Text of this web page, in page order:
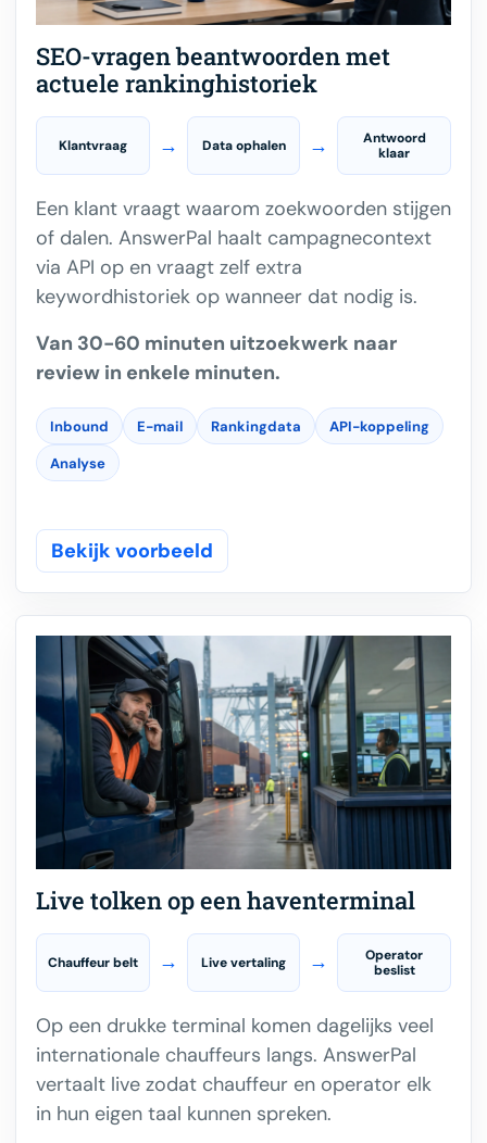
SEO-vragen beantwoorden met
actuele rankinghistoriek
Klantvraag → Data ophalen →
Antwoord
klaar
Een klant vraagt waarom zoekwoorden stijgen
of dalen. AnswerPal haalt campagnecontext
via API op en vraagt zelf extra
keywordhistoriek op wanneer dat nodig is.
Van 30-60 minuten uitzoekwerk naar
review in enkele minuten.
Inbound E-mail Rankingdata
API-koppeling
Analyse
Bekijk voorbeeld
Live tolken op een haventerminal
Chauffeur belt → Live vertaling →
Operator
beslist
Op een drukke terminal komen dagelijks veel
internationale chauffeurs langs. AnswerPal
vertaalt live zodat chauffeur en operator elk
in hun eigen taal kunnen spreken.